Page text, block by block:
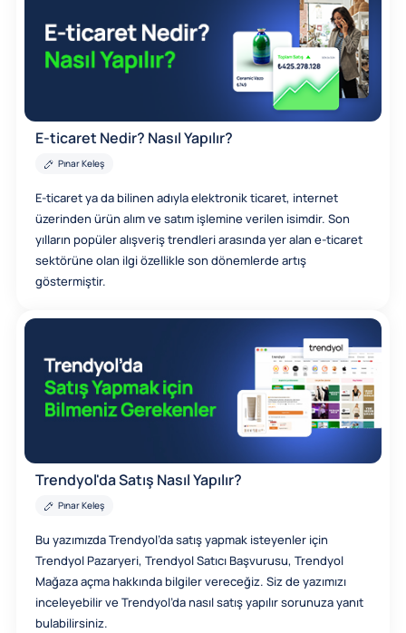
E-ticaret Nedir? Nasıl Yapılır?
Pınar Keleş
E-ticaret ya da bilinen adıyla elektronik ticaret, internet
üzerinden ürün alım ve satım işlemine verilen isimdir. Son
yılların popüler alışveriş trendleri arasında yer alan e-ticaret
sektörüne olan ilgi özellikle son dönemlerde artış
göstermiştir.
Trendyol'da Satış Nasıl Yapılır?
Pınar Keleş
Bu yazımızda Trendyol’da satış yapmak isteyenler için
Trendyol Pazaryeri, Trendyol Satıcı Başvurusu, Trendyol
Mağaza açma hakkında bilgiler vereceğiz. Siz de yazımızı
inceleyebilir ve Trendyol’da nasıl satış yapılır sorunuza yanıt
bulabilirsiniz.